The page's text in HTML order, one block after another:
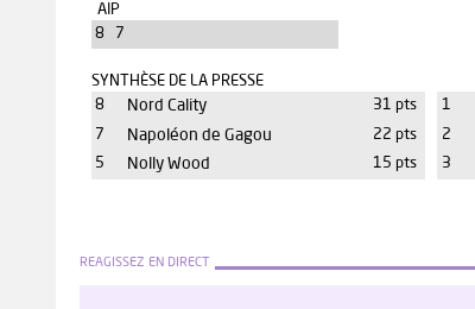
AIP
8 7
SYNTHÈSE DE LA PRESSE
8
Nord Cality
31 pts
7
Napoléon de Gagou
22 pts
5
Nolly Wood 15 pts
1
2
3
REAGISSEZ EN DIRECT